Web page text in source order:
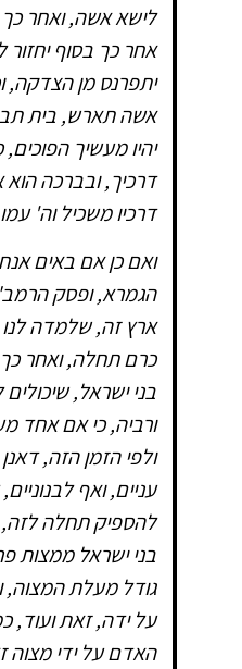
לישא אשה, ואחר
אחר כך בסוף
יתפרנס מן הצדקה,
אשה תארש, בית
יהיו מעשיך
דרכיך, ובברכה הוא
דרכיו משכיל וה'
ואם כן אם באים
הגמרא, ופסק
ארץ זה, שלמדה לנו
כרם תחלה, ואחר
בני ישראל,
ורביה, כי אם אחד
ולפי הזמן הזה,
עניים, ואף
להספיק תחלה לזה,
בני ישראל ממצות
גודל מעלת המצוה,
על ידה, זאת ועוד,
האדם על ידי מצוה